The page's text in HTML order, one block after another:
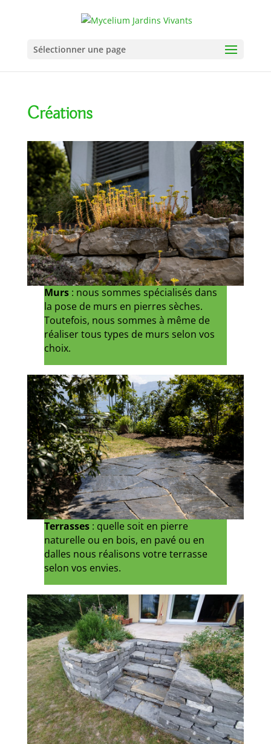
Sélectionner une page
Créations
Murs : nous sommes spécialisés dans
la pose de murs en pierres sèches.
Toutefois, nous sommes à même de
réaliser tous types de murs selon vos
choix.
Terrasses : quelle soit en pierre
naturelle ou en bois, en pavé ou en
dalles nous réalisons votre terrasse
selon vos envies.